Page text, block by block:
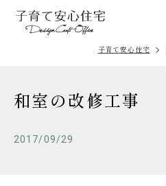
子育て安心住宅
和室の改修工事
2017/09/29